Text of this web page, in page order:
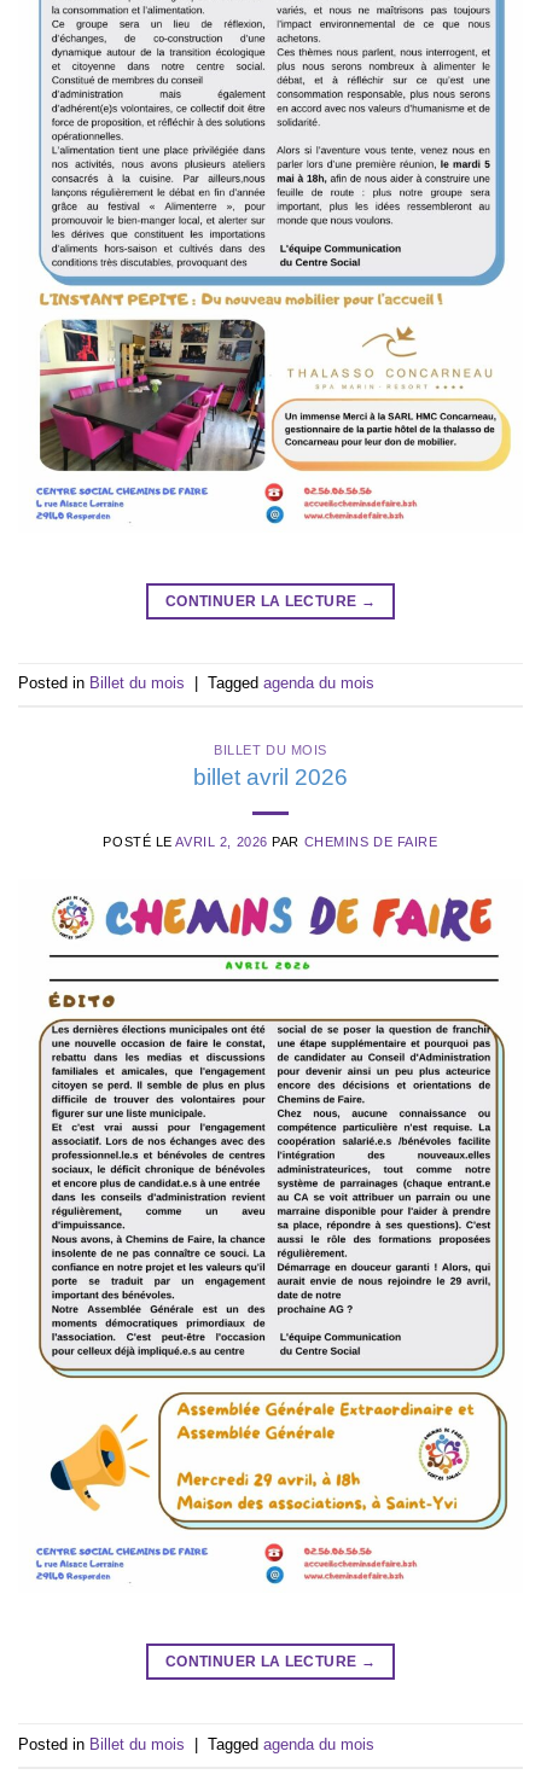
CONTINUER LA LECTURE →
Posted in Billet du mois Tagged agenda du mois
BILLET DU MOIS
billet avril 2026
POSTÉ LEAVRIL 2, 2026 PAR CHEMINS DE FAIRE
CONTINUER LA LECTURE →
Posted in Billet du mois Tagged agenda du mois